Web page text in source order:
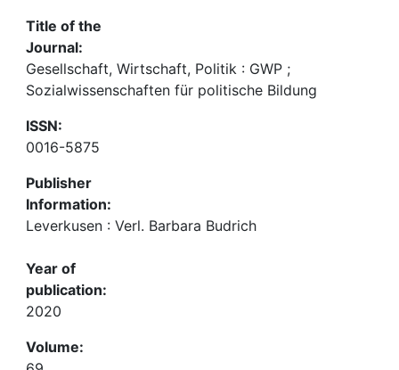
Title of the
Journal:
Gesellschaft, Wirtschaft, Politik : GWP ;
Sozialwissenschaften für politische Bildung
ISSN:
0016-5875
Publisher
Information:
Leverkusen : Verl. Barbara Budrich
Year of
publication:
2020
Volume: